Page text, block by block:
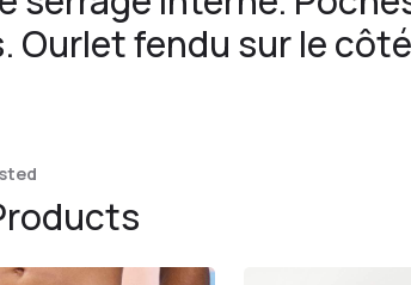
Ourlet fendu sur le